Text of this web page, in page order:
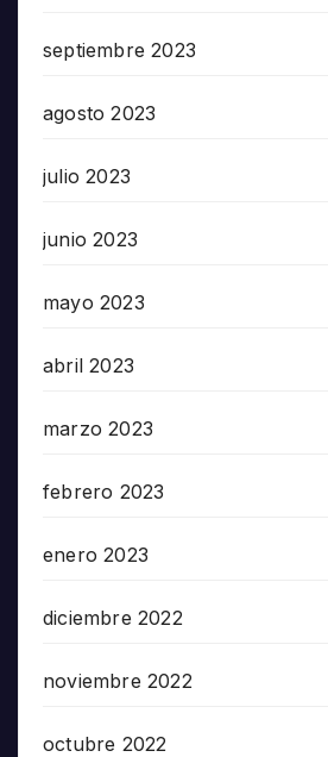
septiembre 2023
agosto 2023
julio 2023
junio 2023
mayo 2023
abril 2023
marzo 2023
febrero 2023
enero 2023
diciembre 2022
noviembre 2022
octubre 2022